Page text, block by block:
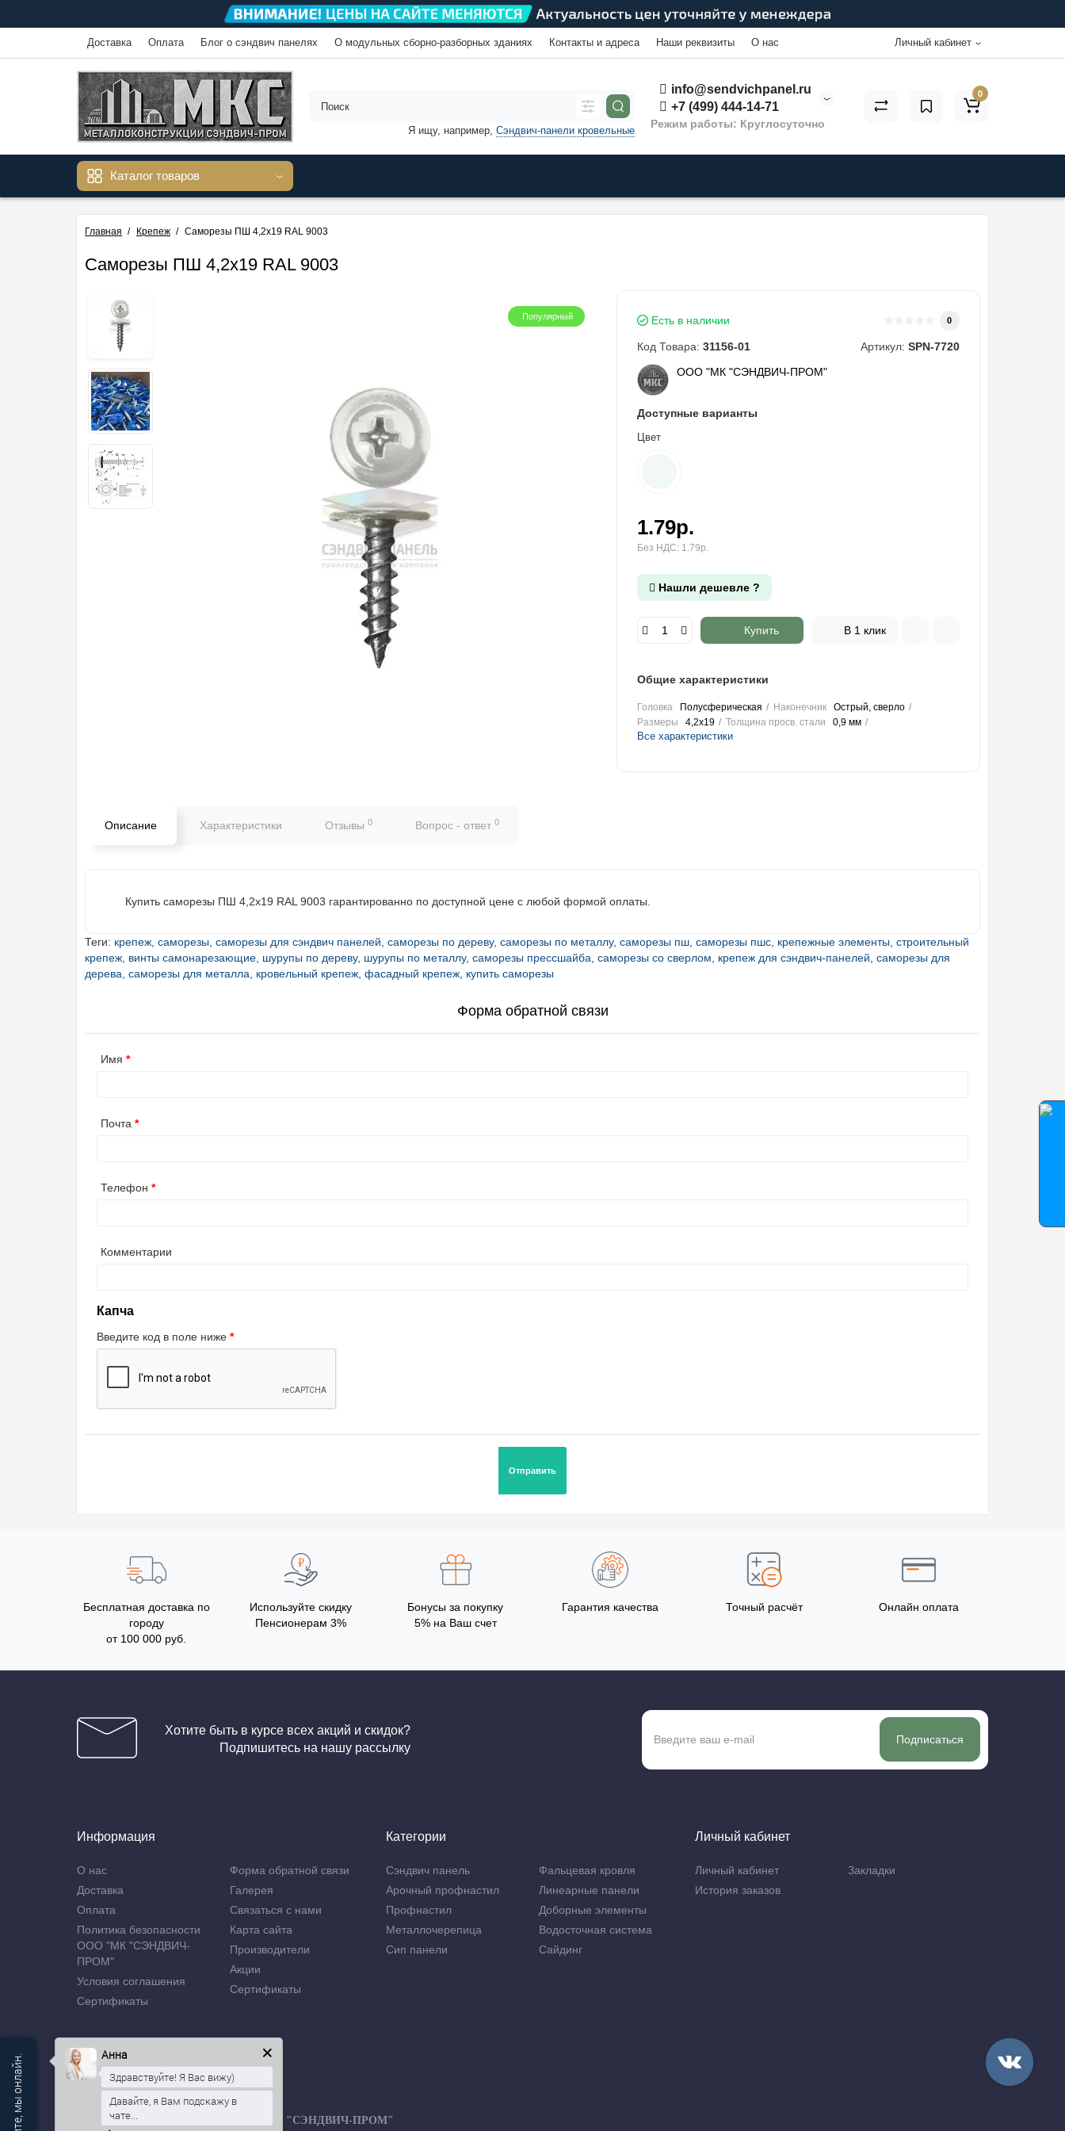
Доставка Оплата Блог о сэндвич панелях О модульных сборно-разборных зданиях Контакты и адреса Наши реквизиты О нас Личный кабинет
info@sendvichpanel.ru
+7 (499) 444-14-71
Режим работы: Круглосуточно
Я ищу, например, Сэндвич-панели кровельные
0
Каталог товаров
Главная Крепеж Саморезы ПШ 4,2х19 RAL 9003
Саморезы ПШ 4,2х19 RAL 9003
Популярный Есть в наличии 0
Код Товара: 31156-01 Артикул: SPN-7720
ООО "МК "СЭНДВИЧ-ПРОМ"
Доступные варианты
Цвет
1.79р.
Без НДС: 1.79р.
Нашли дешевле ?
Купить В 1 клик
Общие характеристики
Головка Полусферическая Наконечник
Острый, сверло
Размеры
4,2х19 Толщина просв. стали 0,9 мм
Все характеристики
Описание Характеристики Отзывы 0 Вопрос - ответ 0
Купить саморезы ПШ 4,2х19 RAL 9003 гарантированно по доступной цене с любой формой оплаты.
Теги: крепеж саморезы саморезы для сэндвич панелей саморезы по дереву, саморезы по металлу, саморезы пш саморезы пшс крепежные элементы строительный
крепеж винты самонарезающие шурупы по дереву, шурупы по металлу, саморезы прессшайба саморезы со сверлом крепеж для сэндвич-панелей саморезы для
дерева саморезы для металла кровельный крепеж фасадный крепеж купить саморезы
Форма обратной связи
Имя
Почта
Телефон
Комментарии
Капча
Введите код в поле ниже
Бесплатная доставка по
городу
от 100 000 руб.
Используйте скидку
Пенсионерам 3%
Бонусы за покупку
5% на Ваш счет
Гарантия качества Точный расчёт Онлайн оплата
Хотите быть в курсе всех акций и скидок?
Подпишитесь на нашу рассылку
Подписаться
Информация
О нас
Доставка
Оплата
Политика безопасности
ООО "МК "СЭНДВИЧ-
ПРОМ"
Условия соглашения
Сертификаты
Форма обратной связи
Галерея
Связаться с нами
Карта сайта
Производители
Акции
Сертификаты
Категории
Сэндвич панель
Арочный профнастил
Профнастил
Металлочерепица
Сип панели
Фальцевая кровля
Линеарные панели
Доборные элементы
Водосточная система
Сайдинг
Личный кабинет
Личный кабинет
История заказов
Закладки
Производственная компания ООО "МК "СЭНДВИЧ-ПРОМ"
Анна
Здравствуйте! Я Вас вижу)
Давайте, я Вам подскажу в
чате...